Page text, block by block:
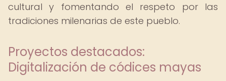
cultural y fomentando el respeto por las
tradiciones milenarias de este pueblo.
Proyectos destacados:
Digitalización de códices mayas